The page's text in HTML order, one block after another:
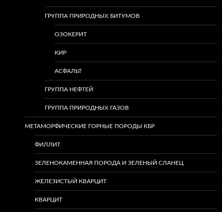
ГРУППА ПРИРОДНЫХ БИТУМОВ
ОЗОКЕРИТ
КИР
АСФАЛЬТ
ГРУППА НЕФТЕЙ
ГРУППА ПРИРОДНЫХ ГАЗОВ
МЕТАМОРФИЧЕСКИЕ ГОРНЫЕ ПОРОДЫ КБР
ФИЛЛИТ
ЗЕЛЕНОКАМЕННАЯ ПОРОДА И ЗЕЛЕНЫЙ СЛАНЕЦ
ЖЕЛЕЗИСТЫЙ КВАРЦИТ
КВАРЦИТ